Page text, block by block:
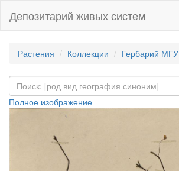
Депозитарий живых систем
Растения Коллекции Гербарий МГУ
Полное изображение